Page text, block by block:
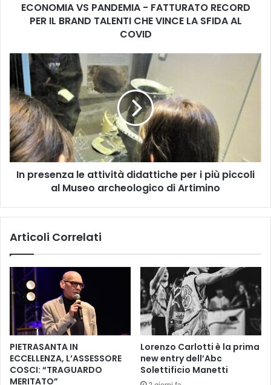
D
M
I
A
-
F
A
T
A
O
D
P
E
R
I
L
ECONOMIA VS PANDEMIA - FATTURATO RECORD
PER IL BRAND TALENTI CHE VINCE LA SFIDA AL
COVID
p
r
e
s
e
n
z
t
i
a
t
t
In presenza le attività didattiche per i più piccoli
al Museo archeologico di Artimino
Articoli Correlati
PIETRASANTA IN
ECCELLENZA, L’ASSESSORE
COSCI: “TRAGUARDO
MERITATO”
Lorenzo Carlotti è la prima
new entry dell’Abc
Solettificio Manetti